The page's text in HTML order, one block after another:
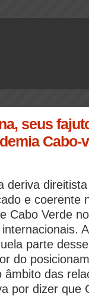
seus
Cabo-
deriva
e coerente
Cabo Verde
parte
do
âmbito das
por dizer que